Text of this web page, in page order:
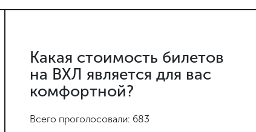
Какая стоимость билетов
на ВХЛ является для вас
комфортной?
Всего проголосовали: 683